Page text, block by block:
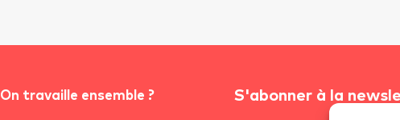
On travaille ensemble ? S'abonner à la